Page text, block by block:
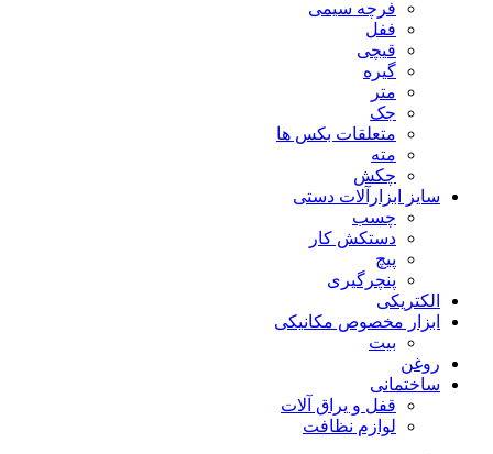
فرچه سیمی
ففل
قیچی
گیره
متر
جک
متعلقات بکس ها
مته
چکش
سایز ابزارآلات دستی
چسب
دستکش کار
پیچ
پنچرگیری
الکتریکی
ابزار مخصوص مکانیکی
بیت
روغن
ساختمانی
قفل و یراق آلات
لوازم نظافت